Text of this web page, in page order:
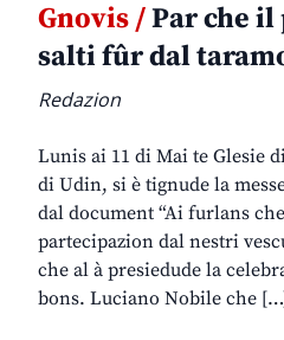
Gnovis /Par che
salti fûr dal
Redazion
Lunis ai 11 di Mai te Glesie
di Udin, si è tignude la
dal document “Ai furlans
partecipazion dal nestri
che al à presiedude la
bons. Luciano Nobile che